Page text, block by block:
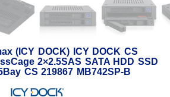
(ICY DOCK) ICY DOCK CS
2×2.5SAS SATA HDD SSD
CS 219867 MB742SP-B